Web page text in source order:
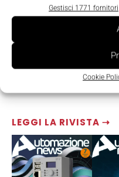
Gestisci 1771 fornitori
Cookie
LEGGI LA RIVISTA ⇢